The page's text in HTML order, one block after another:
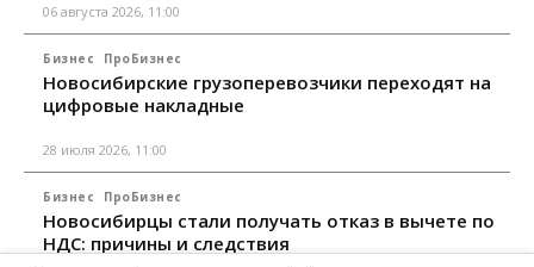
06 августа 2026, 11:00
Бизнес ПроБизнес
Новосибирские грузоперевозчики переходят на
цифровые накладные
28 июля 2026, 11:00
Бизнес ПроБизнес
Новосибирцы стали получать отказ в вычете по
НДС: причины и следствия